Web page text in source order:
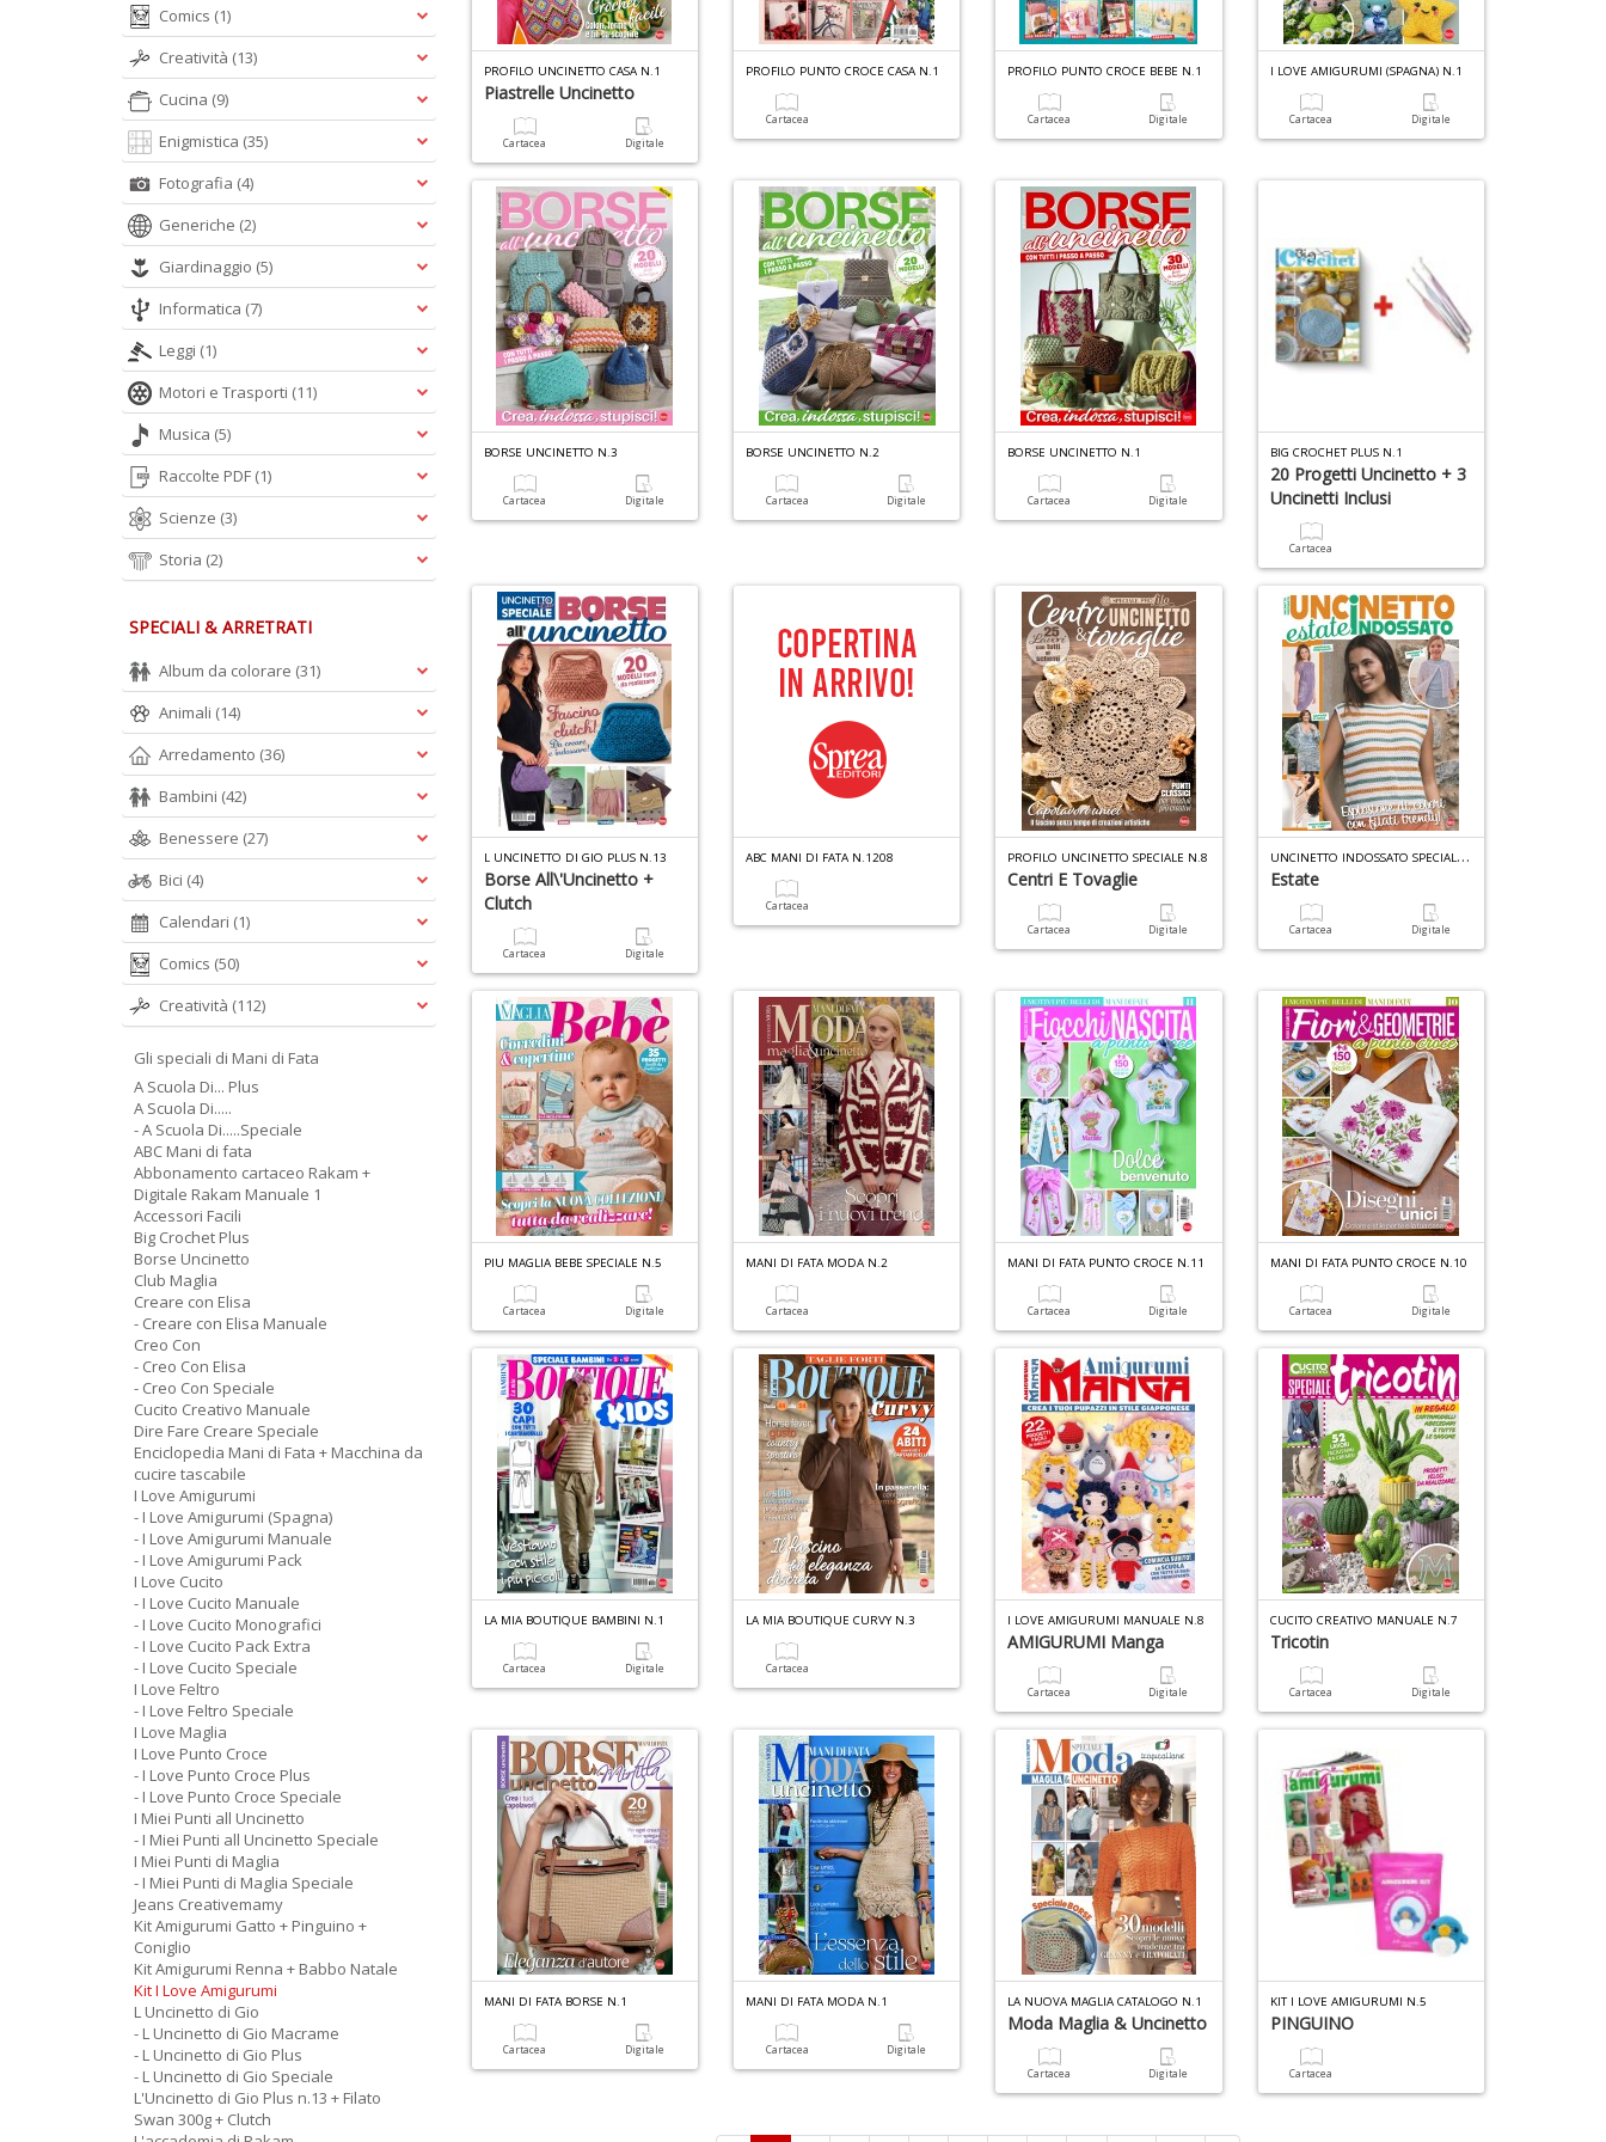
PROFILO UNCINETTO CASA N.1
Piastrelle Uncinetto
Cartacea Digitale
PROFILO PUNTO CROCE CASA N.1
Cartacea
PROFILO PUNTO CROCE BEBE N.1
Cartacea Digitale
I LOVE AMIGURUMI (SPAGNA) N.1
Cartacea Digitale
BORSE UNCINETTO N.3
Cartacea Digitale
BORSE UNCINETTO N.2
Cartacea Digitale
BORSE UNCINETTO N.1
Cartacea Digitale
BIG CROCHET PLUS N.1
20 Progetti Uncinetto + 3
Uncinetti Inclusi
Cartacea
L UNCINETTO DI GIO PLUS N.13
Borse All\'Uncinetto +
Clutch
Cartacea Digitale
ABC MANI DI FATA N.1208
Cartacea
PROFILO UNCINETTO SPECIALE N.8
Centri E Tovaglie
Cartacea Digitale
U
NCINETTO INDOSSATO SPECIALE N.2
Estate
Cartacea Digitale
PIU MAGLIA BEBE SPECIALE N.5
Cartacea Digitale
MANI DI FATA MODA N.2
Cartacea
MANI DI FATA PUNTO CROCE N.11
Cartacea Digitale
MANI DI FATA PUNTO CROCE N.10
Cartacea Digitale
LA MIA BOUTIQUE BAMBINI N.1
Cartacea Digitale
LA MIA BOUTIQUE CURVY N.3
Cartacea
I LOVE AMIGURUMI MANUALE N.8
AMIGURUMI Manga
Cartacea Digitale
CUCITO CREATIVO MANUALE N.7
Tricotin
Cartacea Digitale
MANI DI FATA BORSE N.1
Cartacea Digitale
MANI DI FATA MODA N.1
Cartacea Digitale
LA NUOVA MAGLIA CATALOGO N.1
Moda Maglia & Uncinetto
Cartacea Digitale
KIT I LOVE AMIGURUMI N.5
PINGUINO
Cartacea
Comics (1)
Creatività (13)
Cucina (9)
Enigmistica (35)
Fotografia (4)
Generiche (2)
Giardinaggio (5)
Informatica (7)
Leggi (1)
Motori e Trasporti (11)
Musica (5)
Raccolte PDF (1)
Scienze (3)
Storia (2)
SPECIALI & ARRETRATI
Album da colorare (31)
Animali (14)
Arredamento (36)
Bambini (42)
Benessere (27)
Bici (4)
Calendari (1)
Comics (50)
Creatività (112)
Gli speciali di Mani di Fata
A Scuola Di... Plus
A Scuola Di.....
- A Scuola Di.....Speciale
ABC Mani di fata
Abbonamento cartaceo Rakam +
Digitale Rakam Manuale 1
Accessori Facili
Big Crochet Plus
Borse Uncinetto
Club Maglia
Creare con Elisa
- Creare con Elisa Manuale
Creo Con
- Creo Con Elisa
- Creo Con Speciale
Cucito Creativo Manuale
Dire Fare Creare Speciale
Enciclopedia Mani di Fata + Macchina da
cucire tascabile
I Love Amigurumi
- I Love Amigurumi (Spagna)
- I Love Amigurumi Manuale
- I Love Amigurumi Pack
I Love Cucito
- I Love Cucito Manuale
- I Love Cucito Monografici
- I Love Cucito Pack Extra
- I Love Cucito Speciale
I Love Feltro
- I Love Feltro Speciale
I Love Maglia
I Love Punto Croce
- I Love Punto Croce Plus
- I Love Punto Croce Speciale
I Miei Punti all Uncinetto
- I Miei Punti all Uncinetto Speciale
I Miei Punti di Maglia
- I Miei Punti di Maglia Speciale
Jeans Creativemamy
Kit Amigurumi Gatto + Pinguino +
Coniglio
Kit Amigurumi Renna + Babbo Natale
Kit I Love Amigurumi
L Uncinetto di Gio
- L Uncinetto di Gio Macrame
- L Uncinetto di Gio Plus
- L Uncinetto di Gio Speciale
L'Uncinetto di Gio Plus n.13 + Filato
Swan 300g + Clutch